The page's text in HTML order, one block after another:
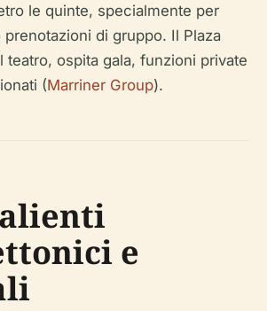
le quinte, specialmente per
di gruppo. Il Plaza
teatro, ospita gala, funzioni private
(Marriner Group).
e